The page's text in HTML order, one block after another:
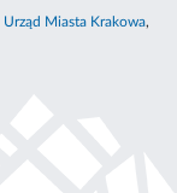
Urząd Miasta Krakowa,